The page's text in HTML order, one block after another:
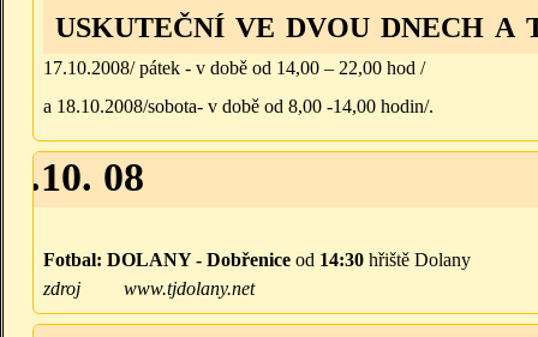
uskuteční ve dvou dnech a
17.10.2008/ pátek - v době od 14,00 – 22,00 hod /
a 18.10.2008/sobota- v době od 8,00 -14,00 hodin/.
08
Fotbal: DOLANY - Dobřenice od 14:30 hřiště Dolany
zdroj
www.tjdolany.net